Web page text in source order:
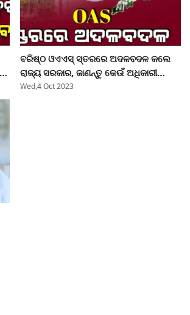
ବରିଷ୍ଠ ଓଏଏସ୍‌‌ ସ୍ତରରେ ଅଦଳବଦଳ କଲେ
ରାଜ୍ୟ ସରକାର, ଜାଣନ୍ତୁ କେଉଁ ଅଧିକାରୀ
କେଉଁଠି ପାଇଲେ ନିଯୁକ୍ତି
Wed,4 Oct 2023